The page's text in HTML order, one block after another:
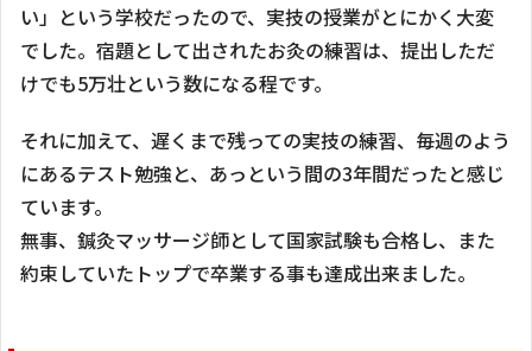
い」という学校だったので、実技の授業がとにかく大変
でした。宿題として出されたお灸の練習は、提出しただ
けでも5万壮という数になる程です。
それに加えて、遅くまで残っての実技の練習、毎週のよう
にあるテスト勉強と、あっという間の3年間だったと感じ
ています。
無事、鍼灸マッサージ師として国家試験も合格し、また
約束していたトップで卒業する事も達成出来ました。